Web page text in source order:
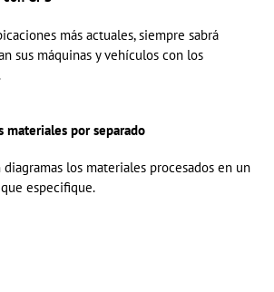
más actuales, siempre sabrá
sus máquinas y vehículos con los
materiales por separado
los materiales procesados en un
especifique.